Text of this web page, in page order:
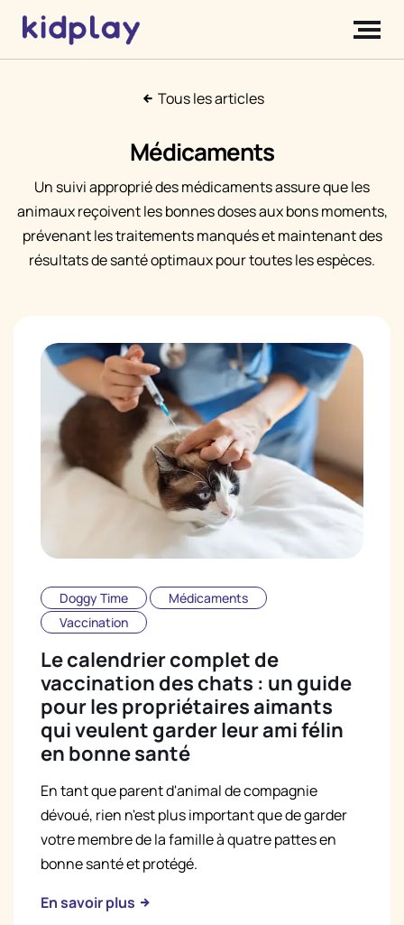
Tous les articles
Médicaments
Un suivi approprié des médicaments assure que les
animaux reçoivent les bonnes doses aux bons moments,
prévenant les traitements manqués et maintenant des
résultats de santé optimaux pour toutes les espèces.
Doggy Time
Médicaments
Vaccination
Le calendrier complet de
vaccination des chats : un guide
pour les propriétaires aimants
qui veulent garder leur ami félin
en bonne santé
En tant que parent d'animal de compagnie
dévoué, rien n'est plus important que de garder
votre membre de la famille à quatre pattes en
bonne santé et protégé.
En savoir plus